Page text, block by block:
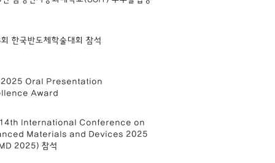
한국반도체학술대회 참석
Oral Presentation
Award
International Conference on
Materials and Devices 2025
2025) 참석